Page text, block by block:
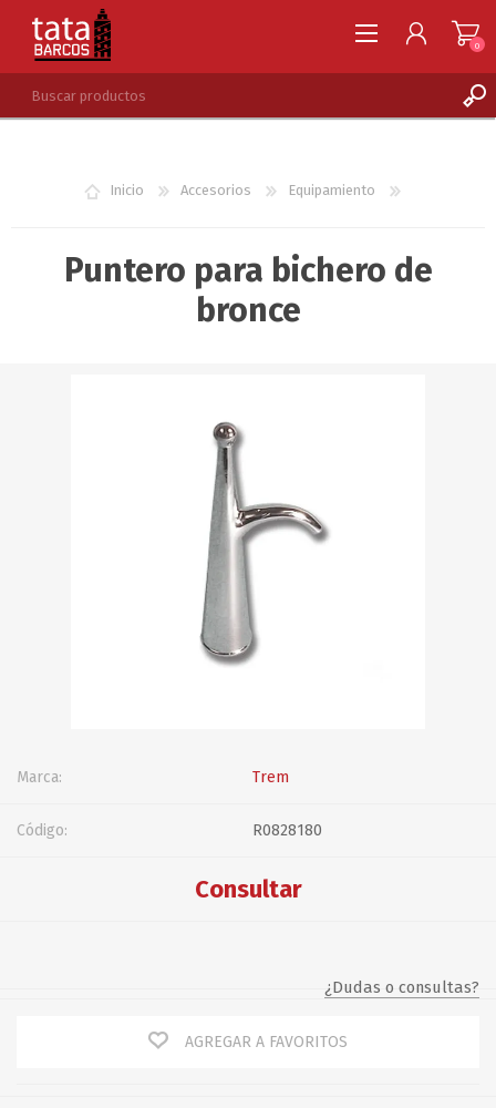
LISTA DE DESEOS
0
Inicio Accesorios Equipamiento
Puntero para bichero de
bronce
Marca: Trem
Código: R0828180
Consultar
¿Dudas o consultas?
AGREGAR A FAVORITOS